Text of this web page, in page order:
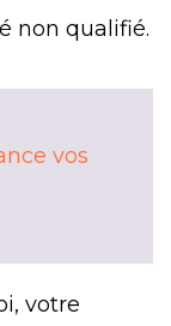
non qualifié.
vos
votre